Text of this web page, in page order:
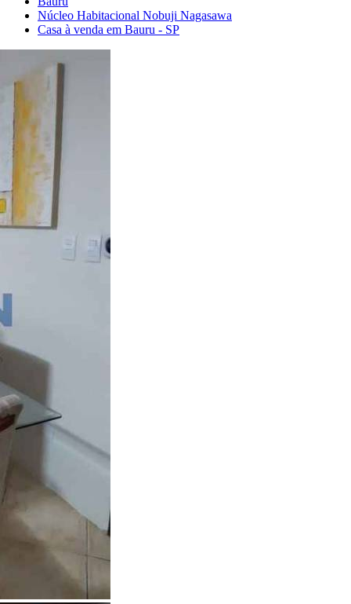
Núcleo Habitacional Nobuji Nagasawa
Casa à venda em Bauru - SP